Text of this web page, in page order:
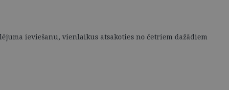
ieviešanu, vienlaikus atsakoties no četriem dažādiem